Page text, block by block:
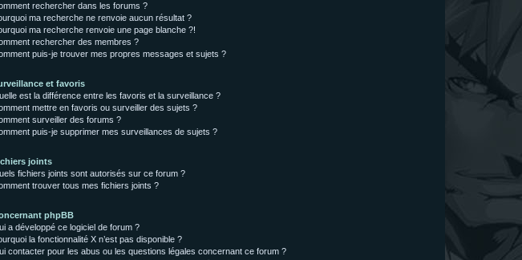
rechercher dans les forums ?
ma recherche ne renvoie aucun résultat ?
ma recherche renvoie une page blanche ?!
rechercher des membres ?
puis-je trouver mes propres messages et sujets ?
et favoris
est la différence entre les favoris et la surveillance ?
mettre en favoris ou surveiller des sujets ?
surveiller des forums ?
puis-je supprimer mes surveillances de sujets ?
joints
fichiers joints sont autorisés sur ce forum ?
trouver tous mes fichiers joints ?
phpBB
a développé ce logiciel de forum ?
la fonctionnalité X n’est pas disponible ?
contacter pour les abus ou les questions légales concernant ce forum ?